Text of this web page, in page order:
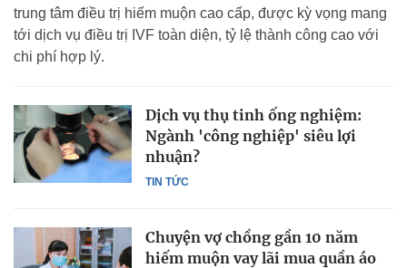
trung tâm điều trị hiếm muộn cao cấp, được kỳ vọng mang
tới dịch vụ điều trị IVF toàn diện, tỷ lệ thành công cao với
chi phí hợp lý.
TIN TỨC
Dịch vụ thụ tinh ống nghiệm:
Ngành 'công nghiệp' siêu lợi
nhuận?
Chuyện vợ chồng gần 10 năm
hiếm muộn vay lãi mua quần áo